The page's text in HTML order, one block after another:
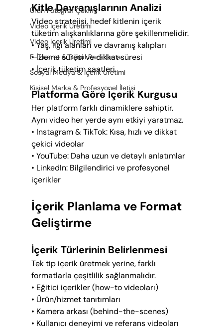
Ürün Fotoğraf Çekimi
Video İçerik Üretimi
Video İçerik Üretimi
E-Ticaret & Dijital Pazarlama
Sosyal Medya & İçerik Üretimi
Kişisel Marka & Profesyonel İletişi
Kitle Davranışlarının Analizi
Video stratejisi, hedef kitlenin içerik
tüketim alışkanlıklarına göre şekillenmelidir.
• Yaş, ilgi alanları ve davranış kalıpları
• İzleme süresi ve dikkat süresi
• İçerik tüketim saatleri
Platforma Göre İçerik Kurgusu
Her platform farklı dinamiklere sahiptir.
Aynı video her yerde aynı etkiyi yaratmaz.
• Instagram & TikTok: Kısa, hızlı ve dikkat
çekici videolar
• YouTube: Daha uzun ve detaylı anlatımlar
• LinkedIn: Bilgilendirici ve profesyonel
içerikler
İçerik Planlama ve Format
Geliştirme
İçerik Türlerinin Belirlenmesi
Tek tip içerik üretmek yerine, farklı
formatlarla çeşitlilik sağlanmalıdır.
• Eğitici içerikler (how-to videoları)
• Ürün/hizmet tanıtımları
• Kamera arkası (behind-the-scenes)
• Kullanıcı deneyimi ve referans videoları